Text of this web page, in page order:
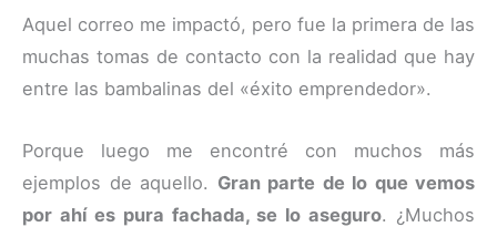
Aquel correo me impactó, pero fue la primera de las
muchas tomas de contacto con la realidad que hay
entre las bambalinas del «éxito emprendedor».
Porque luego me encontré con muchos más
ejemplos de aquello. Gran parte de lo que vemos
por ahí es pura fachada, se lo aseguro. ¿Muchos